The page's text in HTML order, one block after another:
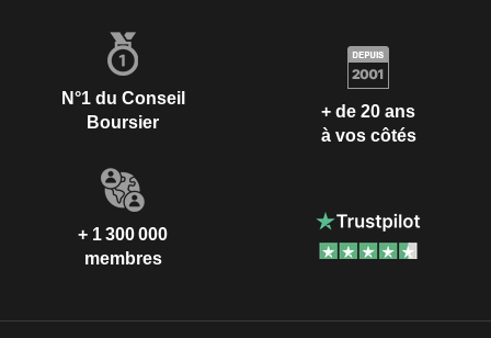
N°1 du Conseil
Boursier
+ de 20 ans
à vos côtés
+ 1 300 000
membres